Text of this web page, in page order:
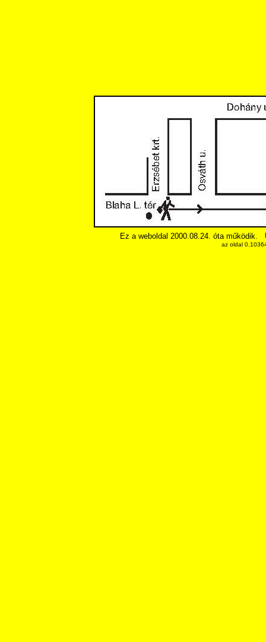
Ez a weboldal 2000.08.24. óta működik.
az oldal